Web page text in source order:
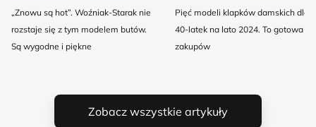
„Znowu są hot”. Woźniak-Starak nie
rozstaje się z tym modelem butów.
Są wygodne i piękne
Pięć modeli klapków damskich dla
40-latek na lato 2024. To gotowa
zakupów
Zobacz wszystkie artykuły